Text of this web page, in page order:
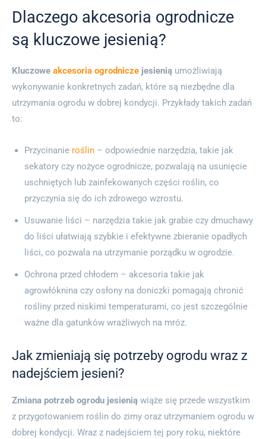
Dlaczego akcesoria ogrodnicze
są kluczowe jesienią?
Kluczowe akcesoria ogrodnicze jesienią umożliwiają
wykonywanie konkretnych zadań, które są niezbędne dla
utrzymania ogrodu w dobrej kondycji. Przykłady takich zadań
to:
Przycinanie roślin – odpowiednie narzędzia, takie jak
sekatory czy nożyce ogrodnicze, pozwalają na usunięcie
uschniętych lub zainfekowanych części roślin, co
przyczynia się do ich zdrowego wzrostu.
Usuwanie liści – narzędzia takie jak grabie czy dmuchawy
do liści ułatwiają szybkie i efektywne zbieranie opadłych
liści, co pozwala na utrzymanie porządku w ogrodzie.
Ochrona przed chłodem – akcesoria takie jak
agrowłóknina czy osłony na doniczki pomagają chronić
rośliny przed niskimi temperaturami, co jest szczególnie
ważne dla gatunków wrażliwych na mróz.
Jak zmieniają się potrzeby ogrodu wraz z
nadejściem jesieni?
Zmiana potrzeb ogrodu jesienią wiąże się przede wszystkim
z przygotowaniem roślin do zimy oraz utrzymaniem ogrodu w
dobrej kondycji. Wraz z nadejściem tej pory roku, niektóre